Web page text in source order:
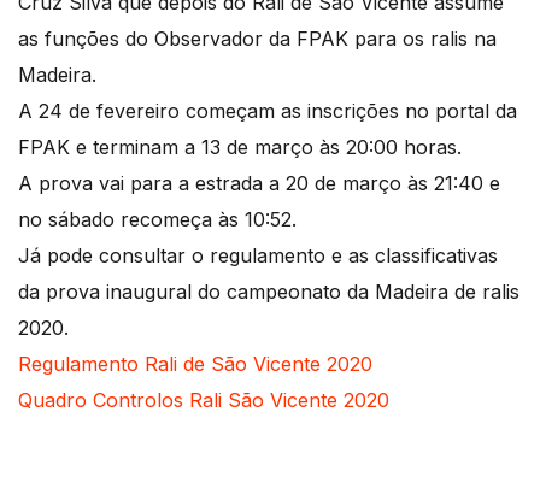
as funções do Observador da FPAK para os ralis na
Madeira.
A 24 de fevereiro começam as inscrições no portal da
FPAK e terminam a 13 de março às 20:00 horas.
A prova vai para a estrada a 20 de março às 21:40 e
no sábado recomeça às 10:52.
Já pode consultar o regulamento e as classificativas
da prova inaugural do campeonato da Madeira de ralis
2020.
Regulamento Rali de São Vicente 2020
Quadro Controlos Rali São Vicente 2020